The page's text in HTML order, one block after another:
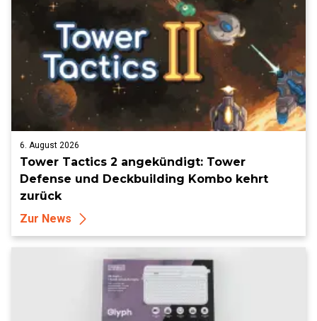
6. August 2026
Tower Tactics 2 angekündigt: Tower
Defense und Deckbuilding Kombo kehrt
zurück
Zur News